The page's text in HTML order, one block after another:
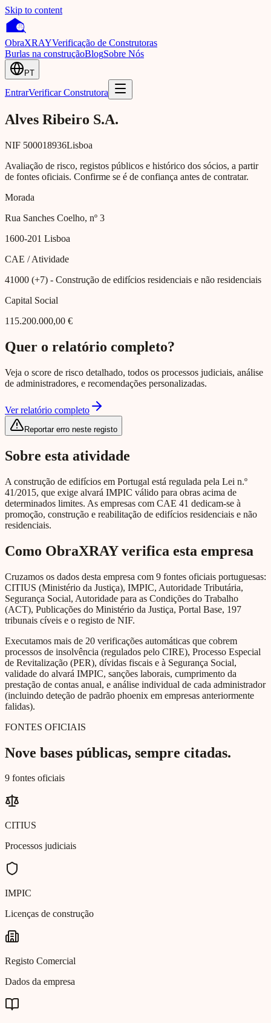
Skip to content
ObraXRAYVerificação de Construtoras
Burlas na construçãoBlogSobre Nós
PT
EntrarVerificar Construtora
Alves Ribeiro S.A.
NIF 500018936Lisboa
Avaliação de risco, registos públicos e histórico dos sócios, a partir
de fontes oficiais. Confirme se é de confiança antes de contratar.
Morada
Rua Sanches Coelho, nº 3
1600-201 Lisboa
CAE / Atividade
41000 (+7) - Construção de edifícios residenciais e não residenciais
Capital Social
115.200.000,00 €
Quer o relatório completo?
Veja o score de risco detalhado, todos os processos judiciais, análise
de administradores, e recomendações personalizadas.
Ver relatório completo
Reportar erro neste registo
Sobre esta atividade
A construção de edifícios em Portugal está regulada pela Lei n.º
41/2015, que exige alvará IMPIC válido para obras acima de
determinados limites. As empresas com CAE 41 dedicam-se à
promoção, construção e reabilitação de edifícios residenciais e não
residenciais.
Como ObraXRAY verifica esta empresa
Cruzamos os dados desta empresa com 9 fontes oficiais portuguesas:
CITIUS (Ministério da Justiça), IMPIC, Autoridade Tributária,
Segurança Social, Autoridade para as Condições do Trabalho
(ACT), Publicações do Ministério da Justiça, Portal Base, 197
tribunais cíveis e o registo de NIF.
Executamos mais de 20 verificações automáticas que cobrem
processos de insolvência (regulados pelo CIRE), Processo Especial
de Revitalização (PER), dívidas fiscais e à Segurança Social,
validade do alvará IMPIC, sanções laborais, cumprimento da
prestação de contas anual, e análise individual de cada administrador
(incluindo deteção de padrão phoenix em empresas anteriormente
falidas).
FONTES OFICIAIS
Nove bases públicas, sempre citadas.
9 fontes oficiais
CITIUS
Processos judiciais
IMPIC
Licenças de construção
Registo Comercial
Dados da empresa